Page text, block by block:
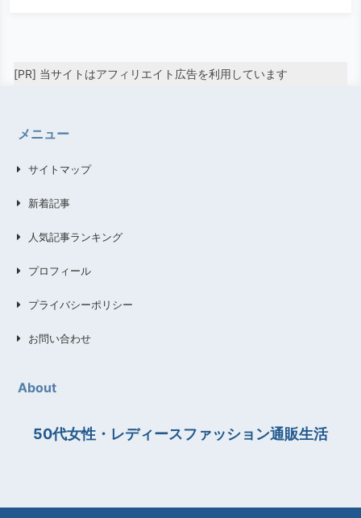
[PR] 当サイトはアフィリエイト広告を利用しています
メニュー
サイトマップ
新着記事
人気記事ランキング
プロフィール
プライバシーポリシー
お問い合わせ
About
50代女性・レディースファッション通販生活